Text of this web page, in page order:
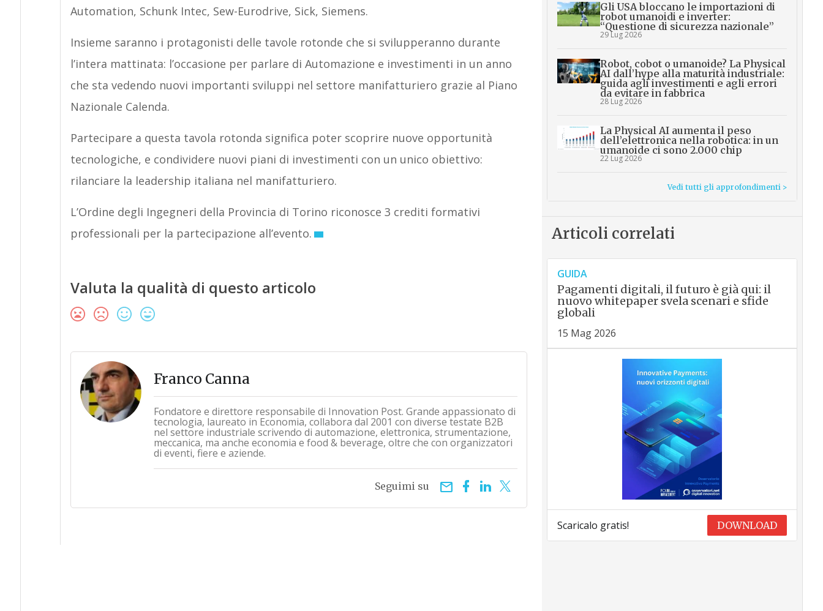
Automation, Schunk Intec, Sew-Eurodrive, Sick, Siemens.
Insieme saranno i protagonisti delle tavole rotonde che si svilupperanno durante
l’intera mattinata: l’occasione per parlare di Automazione e investimenti in un anno
che sta vedendo nuovi importanti sviluppi nel settore manifatturiero grazie al Piano
Nazionale Calenda.
Partecipare a questa tavola rotonda significa poter scoprire nuove opportunità
tecnologiche, e condividere nuovi piani di investimenti con un unico obiettivo:
rilanciare la leadership italiana nel manifatturiero.
L’Ordine degli Ingegneri della Provincia di Torino riconosce 3 crediti formativi
professionali per la partecipazione all’evento.
Valuta la qualità di questo articolo
Franco Canna
Fondatore e direttore responsabile di Innovation Post. Grande appassionato di
tecnologia, laureato in Economia, collabora dal 2001 con diverse testate B2B
nel settore industriale scrivendo di automazione, elettronica, strumentazione,
meccanica, ma anche economia e food & beverage, oltre che con organizzatori
di eventi, fiere e aziende.
email
Seguimi su
Gli USA bloccano le importazioni di
robot umanoidi e inverter:
“Questione di sicurezza nazionale”
29 Lug 2026
Robot, cobot o umanoide? La Physical
AI dall’hype alla maturità industriale:
guida agli investimenti e agli errori
da evitare in fabbrica
28 Lug 2026
La Physical AI aumenta il peso
dell’elettronica nella robotica: in un
umanoide ci sono 2.000 chip
22 Lug 2026
Vedi tutti gli approfondimenti >
Articoli correlati
GUIDA
Pagamenti digitali, il futuro è già qui: il
nuovo whitepaper svela scenari e sfide
globali
15 Mag 2026
Scaricalo gratis! DOWNLOAD